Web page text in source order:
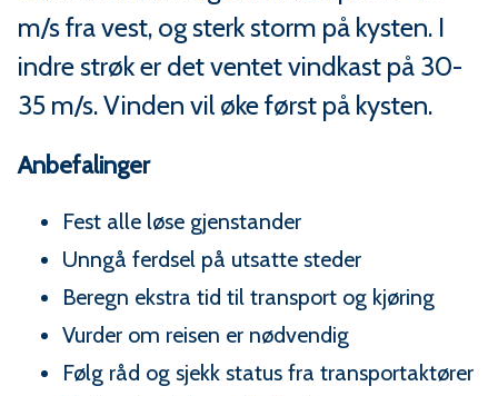
u
n
e
m/s fra vest, og sterk storm på kysten. I
indre strøk er det ventet vindkast på 30-
35 m/s. Vinden vil øke først på kysten.
Anbefalinger
Fest alle løse gjenstander
Unngå ferdsel på utsatte steder
Beregn ekstra tid til transport og kjøring
Vurder om reisen er nødvendig
Følg råd og sjekk status fra transportaktører